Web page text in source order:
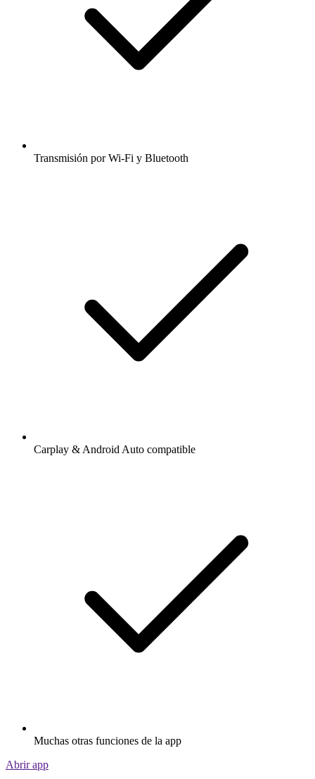
Transmisión por Wi-Fi y Bluetooth
Carplay & Android Auto compatible
Muchas otras funciones de la app
Abrir app